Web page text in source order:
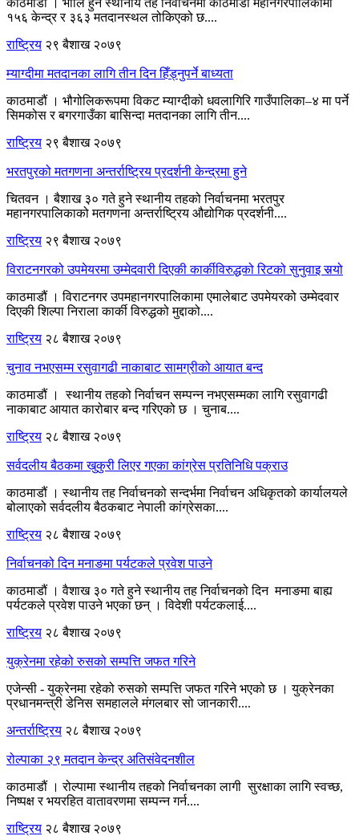
१५६ केन्द्र र ३६३ मतदानस्थल तोकिएको छ....
राष्ट्रिय २९ बैशाख २०७९
म्याग्दीमा मतदानका लागि तीन दिन हिँड्नुपर्ने बाध्यता
काठमाडौं । भौगोलिकरूपमा विकट म्याग्दीको धवलागिरि गाउँपालिका–४ मा पर्ने
सिमकोस र बगरगाउँका बासिन्दा मतदानका लागि तीन....
राष्ट्रिय २९ बैशाख २०७९
भरतपुरको मतगणना अन्तर्राष्ट्रिय प्रदर्शनी केन्द्रमा हुने
चितवन । बैशाख ३० गते हुने स्थानीय तहको निर्वाचनमा भरतपुर
महानगरपालिकाको मतगणना अन्तर्राष्ट्रिय औद्योगिक प्रदर्शनी....
राष्ट्रिय २९ बैशाख २०७९
विराटनगरको उपमेयरमा उम्मेदवारी दिएकी कार्कीविरुद्धको रिटको सुनुवाइ सर्‍यो
काठमाडौं । विराटनगर उपमहानगरपालिकामा एमालेबाट उपमेयरको उम्मेदवार
दिएकी शिल्पा निराला कार्की विरुद्धको मुद्दाको....
राष्ट्रिय २८ बैशाख २०७९
चुनाव नभएसम्म रसुवागढी नाकाबाट सामग्रीको आयात बन्द
काठमाडौं । स्थानीय तहको निर्वाचन सम्पन्न नभएसम्मका लागि रसुवागढी
नाकाबाट आयात कारोबार बन्द गरिएको छ । चुनाब....
राष्ट्रिय २८ बैशाख २०७९
सर्वदलीय बैठकमा खुकुरी लिएर गएका कांग्रेस प्रतिनिधि पक्राउ
काठमाडौं । स्थानीय तह निर्वाचनको सन्दर्भमा निर्वाचन अधिकृतको कार्यालयले
बोलाएको सर्वदलीय बैठकबाट नेपाली कांग्रेसका....
राष्ट्रिय २८ बैशाख २०७९
निर्वाचनको दिन मनाङमा पर्यटकले प्रवेश पाउने
काठमाडौं । वैशाख ३० गते हुने स्थानीय तह निर्वाचनको दिन मनाङमा बाह्य
पर्यटकले प्रवेश पाउने भएका छन् । विदेशी पर्यटकलाई....
राष्ट्रिय २८ बैशाख २०७९
युक्रेनमा रहेको रुसको सम्पत्ति जफत गरिने
एजेन्सी - युक्रेनमा रहेको रुसको सम्पत्ति जफत गरिने भएको छ । युक्रेनका
प्रधानमन्त्री डेनिस समहालले मंगलबार सो जानकारी....
अन्तर्राष्ट्रिय २८ बैशाख २०७९
रोल्पाका २९ मतदान केन्द्र अतिसंवेदनशील
काठमाडौं । रोल्पामा स्थानीय तहको निर्वाचनका लागी सुरक्षाका लागि स्वच्छ,
निष्पक्ष र भयरहित वातावरणमा सम्पन्न गर्न....
राष्ट्रिय २८ बैशाख २०७९